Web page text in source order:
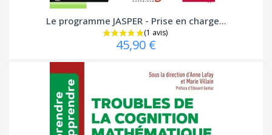
Le programme JASPER - Prise en charge...
45,90 €